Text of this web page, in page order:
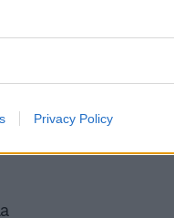
Privacy Policy